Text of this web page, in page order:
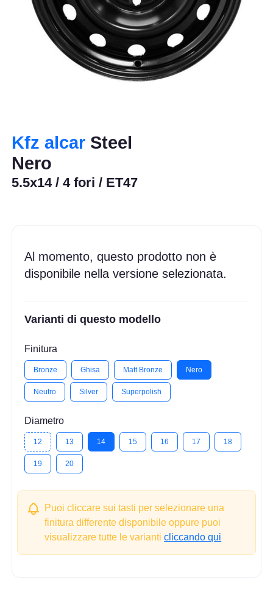
Kfz alcar Steel
Nero
5.5x14 / 4 fori / ET47
Al momento, questo prodotto non è
disponibile nella versione selezionata.
Varianti di questo modello
Finitura
Bronze Ghisa Matt Bronze Nero
Neutro Silver Superpolish
Diametro
12 13 14 15 16 17 18
19 20
Puoi cliccare sui tasti per selezionare una
finitura differente disponibile oppure puoi
visualizzare tutte le varianticliccando qui